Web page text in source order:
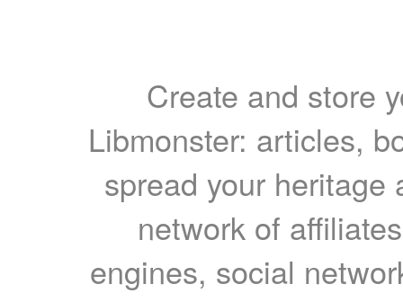
Create and store
Libmonster: articles,
spread your heritage
network of
engines, social